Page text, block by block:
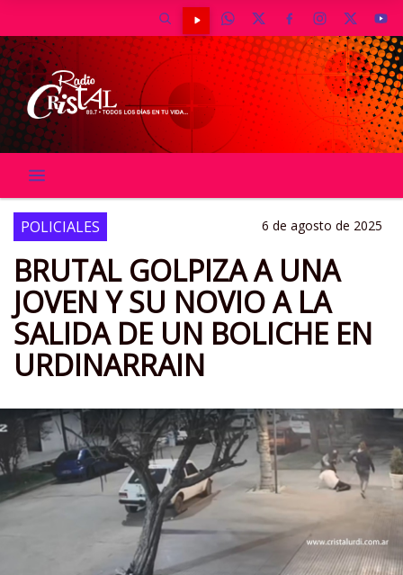
POLICIALES 6 de agosto de 2025
BRUTAL GOLPIZA A UNA
JOVEN Y SU NOVIO A LA
SALIDA DE UN BOLICHE EN
URDINARRAIN